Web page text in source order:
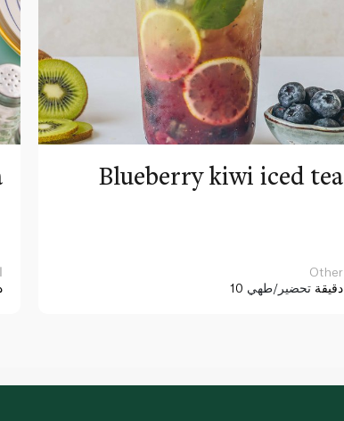
Blueberry kiwi iced tea
Other
10 دقيقة تحضير/طهي